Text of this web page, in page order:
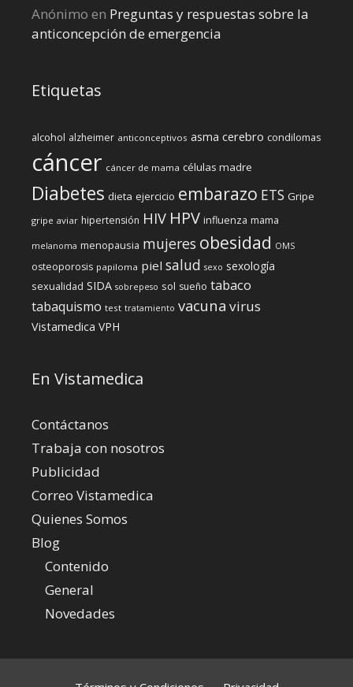
Anónimo en Preguntas y respuestas sobre la
anticoncepción de emergencia
Etiquetas
alcohol alzheimer anticonceptivos asma cerebro condilomas
cáncer cáncer de mama células madre
Diabetes dieta ejercicio embarazo ETS Gripe
gripe aviar hipertensión HIV HPV influenza mama
melanoma menopausia mujeres obesidad OMS
osteoporosis papiloma piel salud sexo sexología
sexualidad SIDA sobrepeso sol sueño tabaco
tabaquismo test tratamiento vacuna virus
Vistamedica VPH
En Vistamedica
Contáctanos
Trabaja con nosotros
Publicidad
Correo Vistamedica
Quienes Somos
Blog
Contenido
General
Novedades